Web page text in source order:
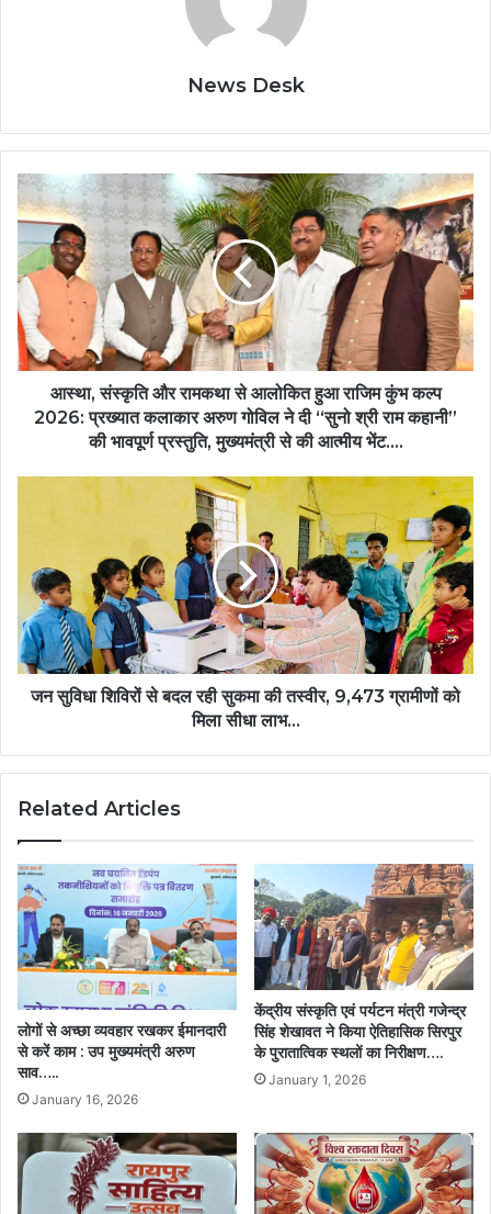
News Desk
आस्था,
संस्कृति
और
रामकथा
से
आलोकित
हुआ
राजिम
कुंभ
2026:
“सुनो
श्री
राम
कहानी”
की
भावपूर्ण
से
आत्मीय
आस्था, संस्कृति और रामकथा से आलोकित हुआ राजिम कुंभ कल्प
2026: प्रख्यात कलाकार अरुण गोविल ने दी “सुनो श्री राम कहानी”
की भावपूर्ण प्रस्तुति, मुख्यमंत्री से की आत्मीय भेंट….
बदल
सुकमा
की
तस्वीर,
9,473
लाभ…
जन सुविधा शिविरों से बदल रही सुकमा की तस्वीर, 9,473 ग्रामीणों को
मिला सीधा लाभ…
Related Articles
लोगों से अच्छा व्यवहार रखकर ईमानदारी
से करें काम : उप मुख्यमंत्री अरुण
साव…..
January 16, 2026
केंद्रीय संस्कृति एवं पर्यटन मंत्री गजेन्द्र
सिंह शेखावत ने किया ऐतिहासिक सिरपुर
के पुरातात्विक स्थलों का निरीक्षण….
January 1, 2026